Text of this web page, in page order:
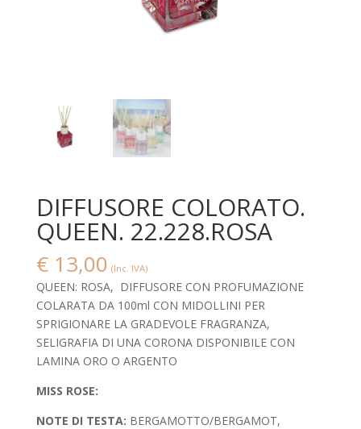
DIFFUSORE COLORATO.
QUEEN. 22.228.ROSA
€13,00 (Inc. IVA)
QUEEN: ROSA, DIFFUSORE CON PROFUMAZIONE
COLARATA DA 100ml CON MIDOLLINI PER
SPRIGIONARE LA GRADEVOLE FRAGRANZA,
SELIGRAFIA DI UNA CORONA DISPONIBILE CON
LAMINA ORO O ARGENTO
MISS ROSE:
NOTE DI TESTA: BERGAMOTTO/BERGAMOT,